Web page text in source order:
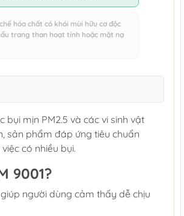
hóa chất có khói mùi hữu cơ độc
trang than hoạt tính hoặc mặt nạ
mịn PM2.5 và các vi sinh vật
sản phẩm đáp ứng tiêu chuẩn
có nhiều bụi.
9001?
người dùng cảm thấy dễ chịu